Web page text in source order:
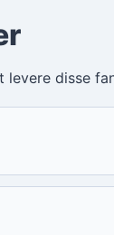
disse